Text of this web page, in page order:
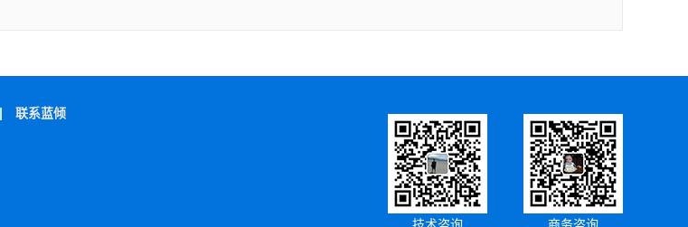
联系蓝倾